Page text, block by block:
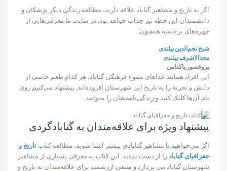
اگر به تاریخ و مشاهیر گناباد علاقه دارید، مطالعه زندگی دیگر پزشکان و
دانشمندان این خطه نیز جذاب خواهد بود. در سایت ما معرفی‌هایی از
چهره‌های برجسته همچون:
شیخ نجم‌الدین بیلندی
مجدالاشرف بیلندی
پروفسور پاکدامن
این افراد همانند غذاهای متنوع فرهنگی گناباد، هر کدام طعم خاصی از
دانش و تجربه را به تاریخ این شهرستان افزوده‌اند. پیشنهاد می‌کنیم روی
نام آن‌ها کلیک کنید و زندگی‌نامه‌شان را بخوانید.
پیشنهاد ویژه برای علاقه‌مندان به گنابادگردی
اگر می‌خواهید با مشاهیر گنابادی بیشتر آشنا شوید، مطالعه کتاب تاریخ و
جغرافیای گنابادرا از دست ندهید. این کتاب به معرفی بسیاری از مشاهیر
شهرستان گناباد می پردازد و منبعی ارزشمند برای علاقه‌مندان به تاریخ و